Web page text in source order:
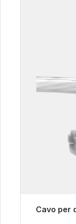
Cavo per
Pronto per